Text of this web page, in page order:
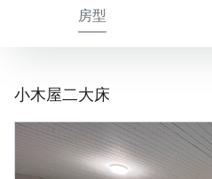
房型
小木屋二大床